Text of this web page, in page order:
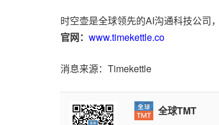
时空壶是全球领先的AI沟通科技公司
官网： www.timekettle.co
消息来源：Timekettle
全球TMT